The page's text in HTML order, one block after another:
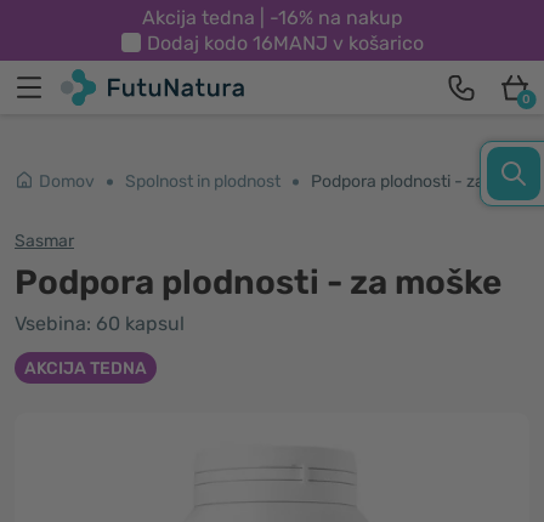
Akcija tedna | -16% na nakup
Dodaj kodo 16MANJ v košarico
0
Domov Spolnost in plodnost Podpora plodnosti - za moške
Sasmar
Podpora plodnosti - za moške
Vsebina: 60 kapsul
AKCIJA TEDNA